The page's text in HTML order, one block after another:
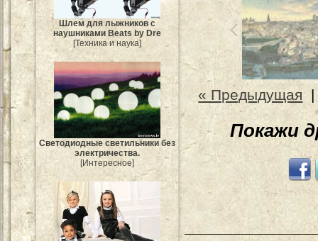
Шлем для лыжников с
наушниками Beats by Dre
[Техника и наука]
Светодиодные светильники без
электричества.
[Интересное]
« Предыдущая
Покажи